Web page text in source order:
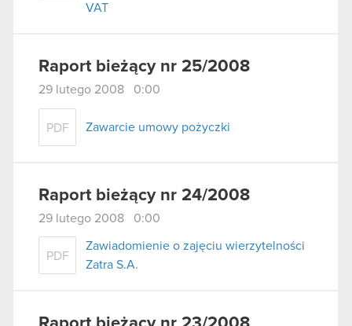
VAT
Raport bieżący nr 25/2008
29 lutego 2008 0:00
PDF Zawarcie umowy pożyczki
Raport bieżący nr 24/2008
29 lutego 2008 0:00
PDF
Zawiadomienie o zajęciu wierzytelności
Zatra S.A.